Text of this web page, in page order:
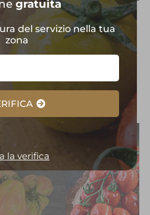
Verdura in
Piano:
gratuita
del servizio nella tua
zona
la verifica